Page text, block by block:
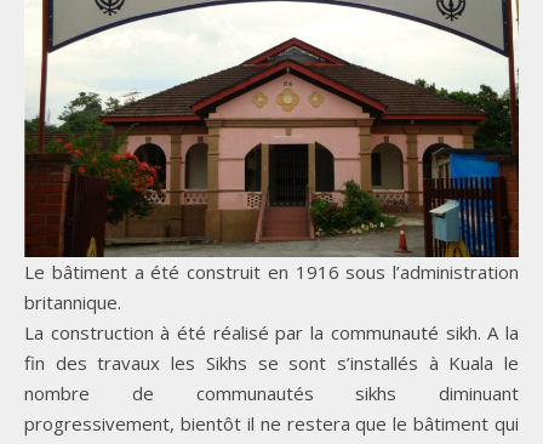
Le bâtiment a été construit en 1916 sous l’administration
britannique.
La construction à été réalisé par la communauté sikh. A la
fin des travaux les Sikhs se sont s’installés à Kuala le
nombre de communautés sikhs diminuant
progressivement, bientôt il ne restera que le bâtiment qui